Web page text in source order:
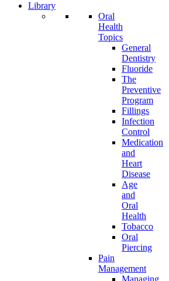
Library
Oral
Health
Topics
General
Dentistry
Fluoride
The
Preventive
Program
Fillings
Infection
Control
Medication
and
Heart
Disease
Age
and
Oral
Health
Tobacco
Oral
Piercing
Pain
Management
Managing